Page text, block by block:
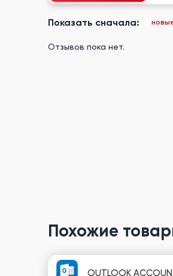
Показать сначала:
Отзывов пока нет.
Похожие
OUTLOOK